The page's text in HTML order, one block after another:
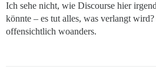
Ich sehe nicht, wie Discourse hier
könnte – es tut alles, was verlangt
offensichtlich woanders.